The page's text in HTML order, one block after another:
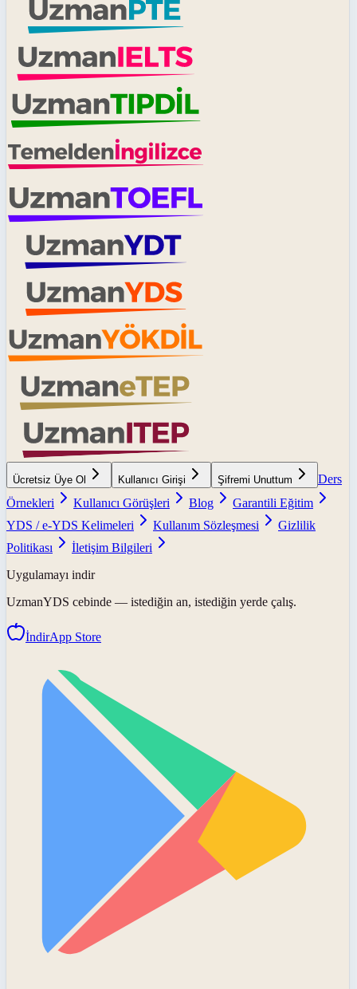
Ücretsiz Üye Ol Kullanıcı Girişi Şifremi Unuttum
Ders
Örnekleri
Kullanıcı Görüşleri Blog
Garantili Eğitim
YDS / e-YDS Kelimeleri
Kullanım Sözleşmesi
Gizlilik
Politikası
İletişim Bilgileri
Uygulamayı indir
UzmanYDS cebinde — istediğin an, istediğin yerde çalış.
İndirApp Store